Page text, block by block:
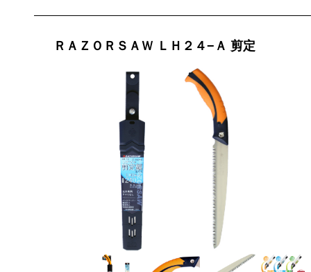
ＲＡＺＯＲＳＡＷ ＬＨ２４−Ａ 剪定